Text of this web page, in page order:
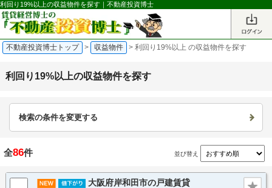
利回り19%以上の収益物件を探す｜不動産投資博士
不動産投資博士トップ > 収益物件 > 利回り19%以上 の収益物件を探す
利回り19%以上の収益物件を探す
検索の条件を変更する
全86件 並び替え
大阪府岸和田市の戸建賃貸